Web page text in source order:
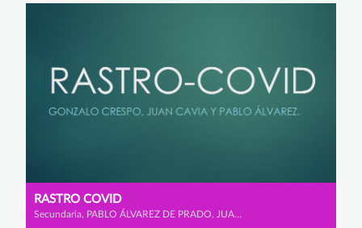
RASTRO COVID
Secundaria, PABLO ÁLVAREZ DE PRADO, JUAN CAVIA BELDA y GONZALO CRESPO RODRÍGUEZ